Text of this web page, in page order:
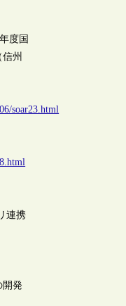
度国
州
soar23.html
連携
開発